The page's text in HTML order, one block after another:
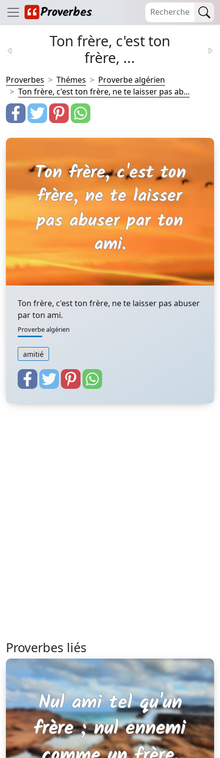
Ton frère, c'est ton
frère, ...
Proverbes Thémes
Proverbe algérien
Ton frère, c'est ton frère, ne te laisser pas ab...
Ton frère, c'est ton frère, ne te laisser pas abuser
par ton ami.
Proverbe algérien
amitié
Proverbes liés